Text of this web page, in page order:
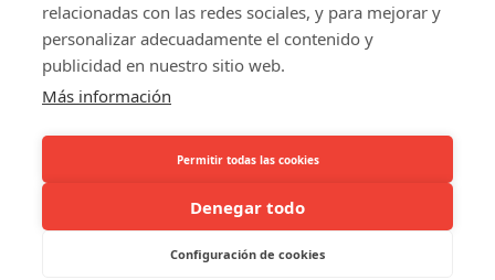
relacionadas con las redes sociales, y para mejorar y
personalizar adecuadamente el contenido y
publicidad en nuestro sitio web.
Más información
Permitir todas las cookies
Denegar todo
Configuración de cookies
Facebook
Instagram
YouTube
LinkedIn
Términos y condicionesPolítica de privacidad